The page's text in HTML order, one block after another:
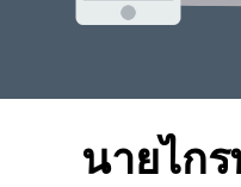
นายไก